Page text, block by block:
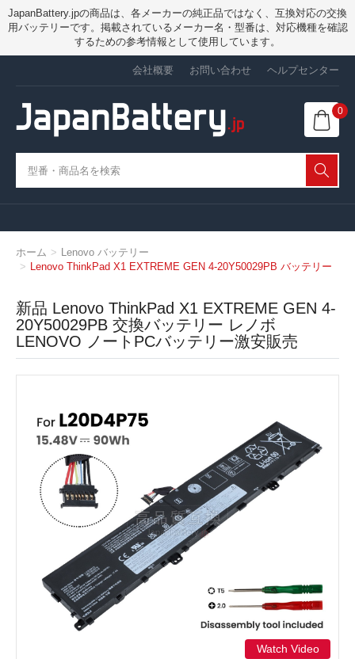
JapanBattery.jpの商品は、各メーカーの純正品ではなく、互換対応の交換
用バッテリーです。掲載されているメーカー名・型番は、対応機種を確認
するための参考情報として使用しています。
会社概要 お問い合わせ ヘルプセンター
0
ホーム
Lenovo バッテリー
Lenovo ThinkPad X1 EXTREME GEN 4-20Y50029PB バッテリー
新品 Lenovo ThinkPad X1 EXTREME GEN 4-
20Y50029PB 交換バッテリー レノボ
LENOVO ノートPCバッテリー激安販売
Watch Video